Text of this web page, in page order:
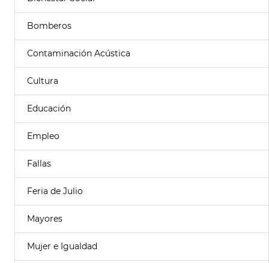
Bomberos
Contaminación Acústica
Cultura
Educación
Empleo
Fallas
Feria de Julio
Mayores
Mujer e Igualdad